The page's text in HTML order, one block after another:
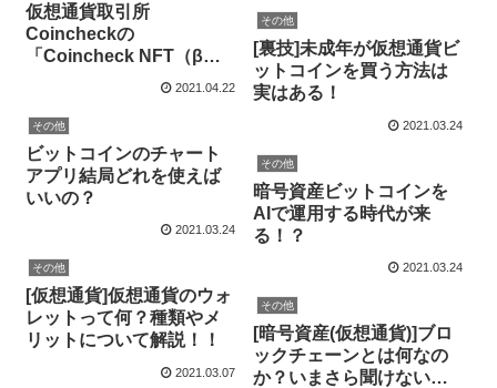
仮想通貨取引所
Coincheckの
「Coincheck NFT（β
版）」とは？メリットと
2021.04.22
その他
[裏技]未成年が仮想通貨ビ
ットコインを買う方法は
実はある！
2021.03.24
その他
ビットコインのチャート
アプリ結局どれを使えば
いいの？
2021.03.24
その他
暗号資産ビットコインを
AIで運用する時代が来
る！？
2021.03.24
その他
[仮想通貨]仮想通貨のウォ
レットって何？種類やメ
リットについて解説！！
2021.03.07
その他
[暗号資産(仮想通貨)]ブロ
ックチェーンとは何なの
か？いまさら聞けない仕